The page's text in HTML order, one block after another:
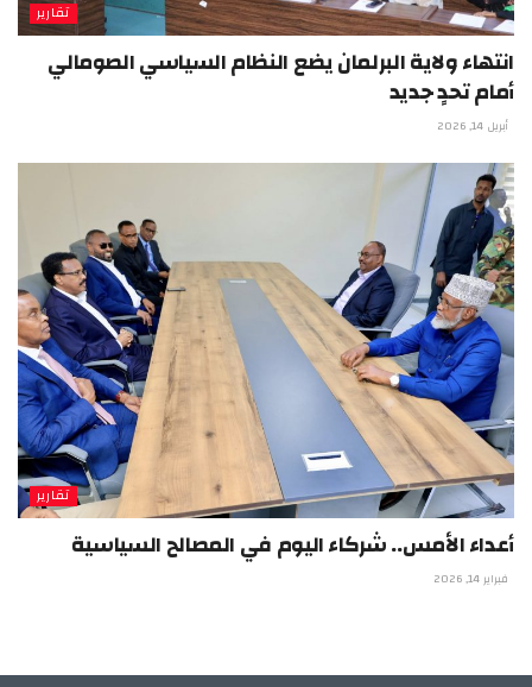
تقارير
انتهاء ولاية البرلمان يضع النظام السياسي الصومالي
أمام تحدٍ جديد
أبريل 14, 2026
تقارير
أعداء الأمس.. شركاء اليوم في المصالح السياسية
فبراير 14, 2026